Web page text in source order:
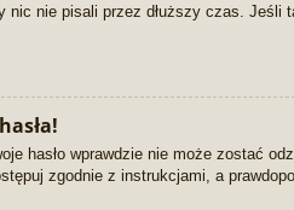
nic nie pisali przez dłuższy czas. Jeśli
hasło wprawdzie nie może zostać
zgodnie z instrukcjami, a